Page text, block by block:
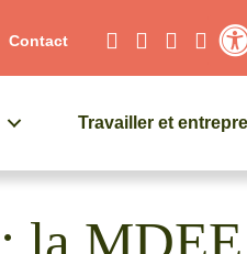
Contact
Travailler et